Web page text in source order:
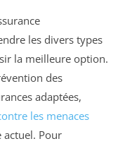
les divers types
la meilleure option.
des
adaptées,
les menaces
actuel. Pour